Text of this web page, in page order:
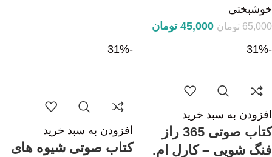
خوشبختی
65,000 تومان 45,000 تومان
-31%
افزودن به سبد خرید
کتاب صوتی 365 راز
فنگ شویی – کارل ام.
-31%
افزودن به سبد خرید
کتاب صوتی شیوه های